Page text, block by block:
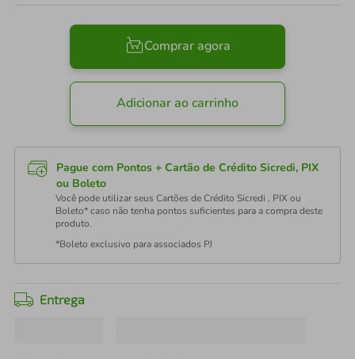
Comprar agora
Adicionar ao carrinho
Pague com Pontos + Cartão de Crédito Sicredi, PIX
ou Boleto
Você pode utilizar seus Cartões de Crédito Sicredi , PIX ou
Boleto* caso não tenha pontos suficientes para a compra deste
produto.
*Boleto exclusivo para associados PJ
Entrega